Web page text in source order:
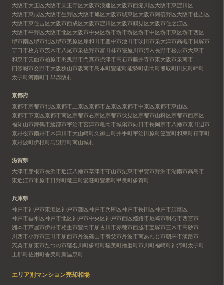
大阪市大正区大阪市天王寺区大阪市浪速区大阪市西淀川区大阪市東淀川区
大阪市東成区大阪市生野区大阪市旭区大阪市城東区大阪市阿倍野区大阪市住吉区
大阪市東住吉区大阪市西成区大阪市淀川区大阪市鶴見区大阪市住之江区
大阪市平野区大阪市北区大阪市中央区堺市堺市堺区堺市中区堺市東区堺市西区
堺市南区堺市北区堺市美原区岸和田市豊中市池田市吹田市泉大津市高槻市 貝塚市
守口市枚方市茨木市八尾市泉佐野市富田林市寝屋川市河内長野市松原市大東市
和泉市箕面市柏原市羽曳野市門真市摂津市高石市藤井寺市東大阪市泉南市
四條畷市交野市大阪狭山市阪南市島本町豊能町能勢町忠岡町熊取町田尻町岬町
太子町河南町千早赤阪村
京都府
京都市京都市北区京都市上京区京都市左京区京都市中京区京都市東山区
京都市下京区京都市南区京都市右京区京都市伏見区京都市山科区京都市西京区
福知山市舞鶴市綾部市宇治市宮津市亀岡市城陽市向日市長岡京市八幡市京田辺市
京丹後市南丹市木津川市大山崎町久御山町井手町宇治田原町笠置町和束町精華町
京丹波町伊根町与謝野町南山城村
滋賀県
大津市彦根市長浜市近江八幡市草津市守山市栗東市甲賀市野洲市湖南市高島市
東近江市米原市日野町竜王町愛荘町豊郷町甲良町多賀町
兵庫県
神戸市神戸市東灘区神戸市灘区神戸市兵庫区神戸市長田区神戸市須磨区
神戸市垂水区神戸市北区神戸市中央区神戸市西区姫路市尼崎市明石市西宮市
洲本市芦屋市伊丹市相生市豊岡市加古川市赤穂市西脇市宝塚市三木市高砂市
川西市小野市三田市加西市丹波篠山市養父市丹波市南あわじ市朝来市淡路市
宍粟市加東市たつの市猪名川町多可町稲美町播磨町市川町福崎町神河町太子町
上郡町佐用町香美町新温泉町
エリア別マンション売却相場